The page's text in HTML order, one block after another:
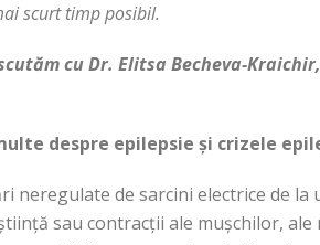
scurt timp posibil.
cu Dr. Elitsa Becheva-
despre epilepsie și crizele
de sarcini electrice de
sau contracții ale mușchilor,